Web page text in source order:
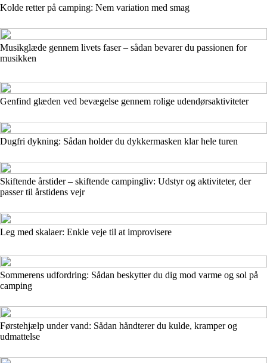
Kolde retter på camping: Nem variation med smag
Musikglæde gennem livets faser – sådan bevarer du passionen for
musikken
Genfind glæden ved bevægelse gennem rolige udendørsaktiviteter
Dugfri dykning: Sådan holder du dykkermasken klar hele turen
Skiftende årstider – skiftende campingliv: Udstyr og aktiviteter, der
passer til årstidens vejr
Leg med skalaer: Enkle veje til at improvisere
Sommerens udfordring: Sådan beskytter du dig mod varme og sol på
camping
Førstehjælp under vand: Sådan håndterer du kulde, kramper og
udmattelse